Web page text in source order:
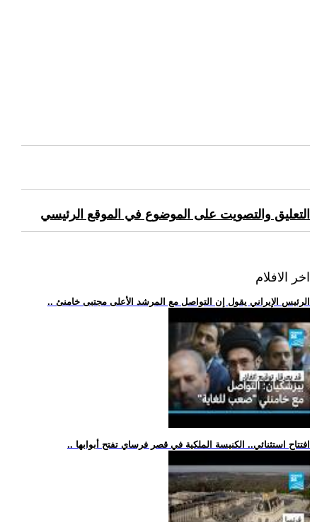
التعليق والتصويت على الموضوع في الموقع الرئيسي
اخر الافلام
.. الرئيس الإيراني يقول إن التواصل مع المرشد الأعلى مجتبى خامنئ
.. افتتاح استثنائي.. الكنيسة الملكية في قصر فرساي تفتح أبوابها